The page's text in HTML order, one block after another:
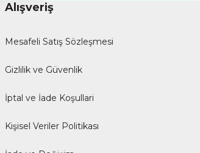
Alışveriş
Mesafeli Satış Sözleşmesi
Gizlilik ve Güvenlik
İptal ve İade Koşullari
Kişisel Veriler Politikası